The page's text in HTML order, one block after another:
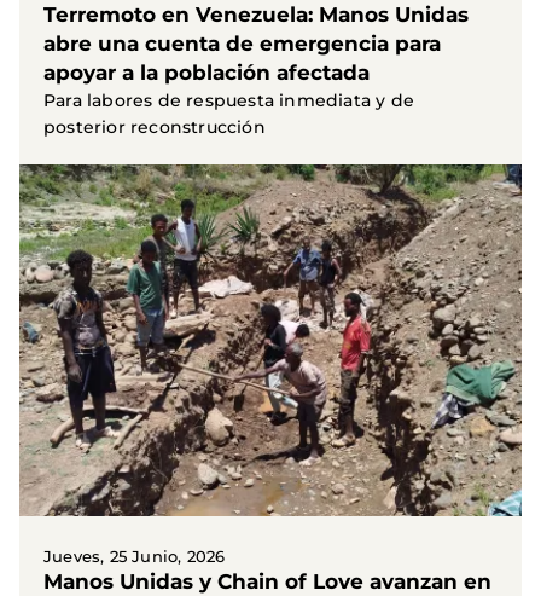
Terremoto en Venezuela: Manos Unidas
abre una cuenta de emergencia para
apoyar a la población afectada
Para labores de respuesta inmediata y de
posterior reconstrucción
Jueves, 25 Junio, 2026
Manos Unidas y Chain of Love avanzan en